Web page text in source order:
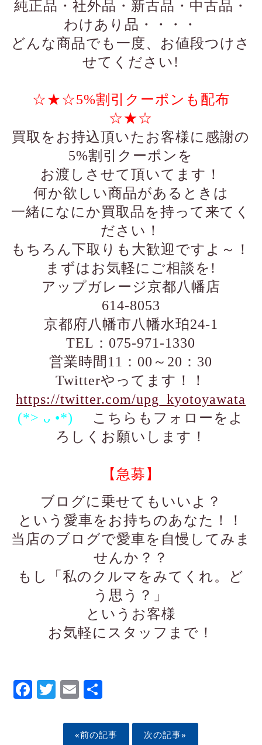
純正品・社外品・新古品・中古品・
わけあり品・・・・
どんな商品でも一度、お値段つけさ
せてください!
☆★☆5%割引クーポンも配布
☆★☆
買取をお持込頂いたお客様に感謝の
5%割引クーポンを
お渡しさせて頂いてます！
何か欲しい商品があるときは
一緒になにか買取品を持って来てく
ださい！
もちろん下取りも大歓迎ですよ～！
まずはお気軽にご相談を!
アップガレージ京都八幡店
614-8053
京都府八幡市八幡水珀24-1
TEL：075-971-1330
営業時間11：00～20：30
Twitterやってます！！
https://twitter.com/upg_kyotoyawata
(*> ᴗ •*)ゞ
こちらもフォローをよ
ろしくお願いします！
【急募】
ブログに乗せてもいいよ？
という愛車をお持ちのあなた！！
当店のブログで愛車を自慢してみま
せんか？？
もし「私のクルマをみてくれ。ど
う思う？」
というお客様
お気軽にスタッフまで！
Facebook
Twitter
EmailShare
«前の記事 次の記事»